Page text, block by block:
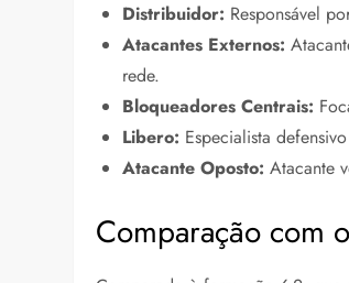
Distribuidor: Responsável
Atacantes Externos:
rede.
Bloqueadores Centrais:
Libero: Especialista
Atacante Oposto: Atacante
Comparação com